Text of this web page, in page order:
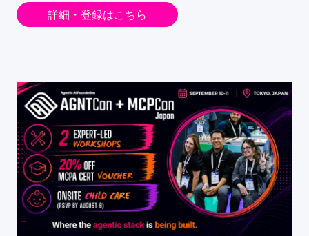
詳細・登録はこちら